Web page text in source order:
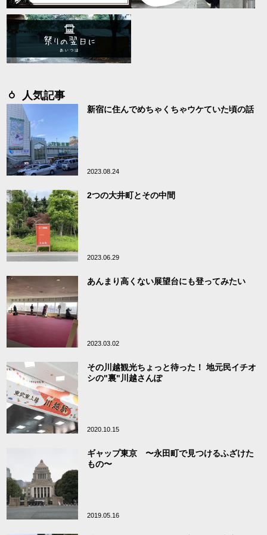
人気記事
新宿に住んでめちゃくちゃウケていた頃の話
2023.08.24
2つの大井町とその中間
2023.06.29
あんまり高くない展望台にも登ってみたい
2023.03.02
その川越観光ちょっと待った！ 地元民イチオ
シの"裏"川越さんぽ
2020.10.15
ギャップ東京 〜永田町で見つけるふざけた
もの〜
2019.05.16